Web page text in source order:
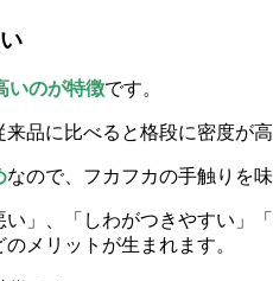
いのが特徴です。
品に比べると格段に密度が高
なので、フカフカの手触りを
」、「しわがつきやすい」
メリットが生まれます。